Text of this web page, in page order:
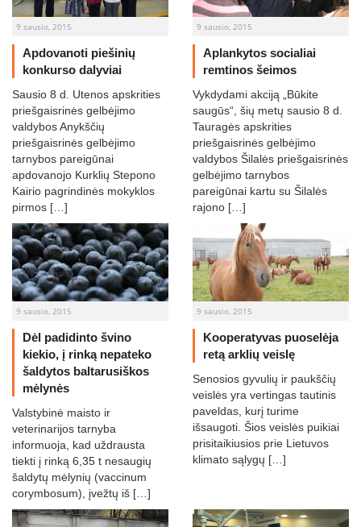
9 sausio, 2015
Apdovanoti piešinių
konkurso dalyviai
Sausio 8 d. Utenos apskrities
priešgaisrinės gelbėjimo
valdybos Anykščių
priešgaisrinės gelbėjimo
tarnybos pareigūnai
apdovanojo Kurklių Stepono
Kairio pagrindinės mokyklos
pirmos […]
9 sausio, 2015
Aplankytos socialiai
remtinos šeimos
Vykdydami akciją „Būkite
saugūs“, šių metų sausio 8 d.
Tauragės apskrities
priešgaisrinės gelbėjimo
valdybos Šilalės priešgaisrinės
gelbėjimo tarnybos
pareigūnai kartu su Šilalės
rajono […]
9 sausio, 2015
Dėl padidinto švino
kiekio, į rinką nepateko
šaldytos baltarusiškos
mėlynės
Valstybinė maisto ir
veterinarijos tarnyba
informuoja, kad uždrausta
tiekti į rinką 6,35 t nesaugių
šaldytų mėlynių (vaccinum
corymbosum), įvežtų iš […]
9 sausio, 2015
Kooperatyvas puoselėja
retą arklių veislę
Senosios gyvulių ir paukščių
veislės yra vertingas tautinis
paveldas, kurį turime
išsaugoti. Šios veislės puikiai
prisitaikiusios prie Lietuvos
klimato sąlygų […]